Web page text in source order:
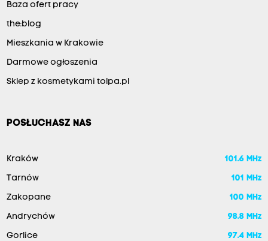
Baza ofert pracy
the:blog
Mieszkania w Krakowie
Darmowe ogłoszenia
Sklep z kosmetykami tolpa.pl
POSŁUCHASZ NAS
Kraków 101.6 MHz
Tarnów 101 MHz
Zakopane 100 MHz
Andrychów 98.8 MHz
Gorlice 97.4 MHz